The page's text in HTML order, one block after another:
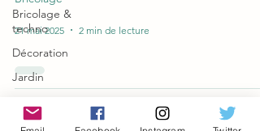
Bricolage &
techno
Décoration
Jardin
Articles les plus
21 mai 2025 2 min de lecture